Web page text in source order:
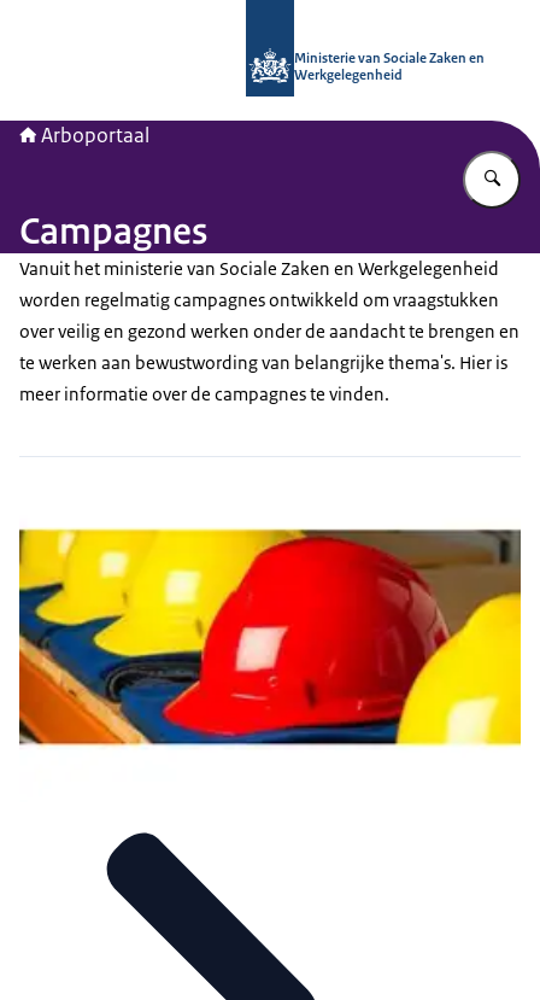
Ministerie van Sociale Zaken en
Werkgelegenheid
Arboportaal
Campagnes
Vanuit het ministerie van Sociale Zaken en Werkgelegenheid
worden regelmatig campagnes ontwikkeld om vraagstukken
over veilig en gezond werken onder de aandacht te brengen en
te werken aan bewustwording van belangrijke thema's. Hier is
meer informatie over de campagnes te vinden.